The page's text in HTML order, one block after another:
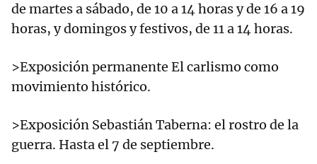
de martes a sábado, de 10 a 14 horas y de 16 a 19
horas, y domingos y festivos, de 11 a 14 horas.
>Exposición permanente El carlismo como
movimiento histórico.
>Exposición Sebastián Taberna: el rostro de la
guerra. Hasta el 7 de septiembre.